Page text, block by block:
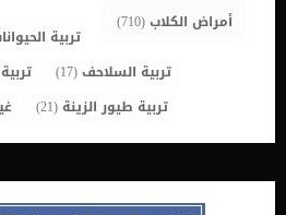
أمراض الكلاب(710)
تربية
تربية السلاحف(17)
تربية طيور الزينة (21)